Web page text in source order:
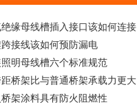
绝缘母线槽插入接口该如何连接
接线该如何预防漏电
明母线槽六个标准规范
距桥架比与普通桥架承载力更大
桥架涂料具有防火阻燃性